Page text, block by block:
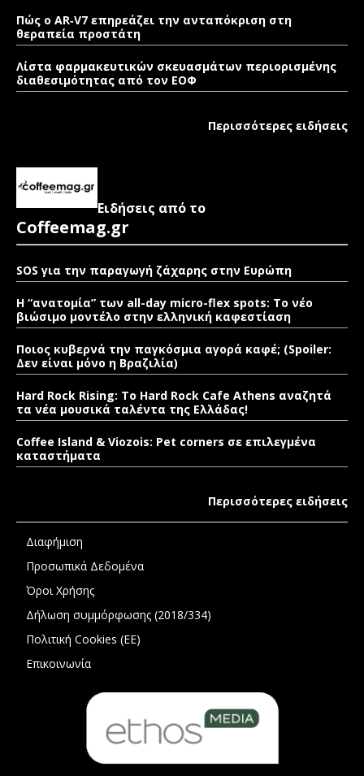
Πώς ο AR‑V7 επηρεάζει την ανταπόκριση στη
θεραπεία προστάτη
Λίστα φαρμακευτικών σκευασμάτων περιορισμένης
διαθεσιμότητας από τον ΕΟΦ
Περισσότερες ειδήσεις
Ειδήσεις από το
Coffeemag.gr
SOS για την παραγωγή ζάχαρης στην Ευρώπη
Η “ανατομία” των all-day micro-flex spots: Το νέο
βιώσιμο μοντέλο στην ελληνική καφεστίαση
Ποιος κυβερνά την παγκόσμια αγορά καφέ; (Spoiler:
Δεν είναι μόνο η Βραζιλία)
Hard Rock Rising: Το Hard Rock Cafe Athens αναζητά
τα νέα μουσικά ταλέντα της Ελλάδας!
Coffee Island & Viozois: Pet corners σε επιλεγμένα
καταστήματα
Περισσότερες ειδήσεις
Διαφήμιση
Προσωπικά Δεδομένα
Όροι Χρήσης
Δήλωση συμμόρφωσης (2018/334)
Πολιτική Cookies (ΕΕ)
Επικοινωνία